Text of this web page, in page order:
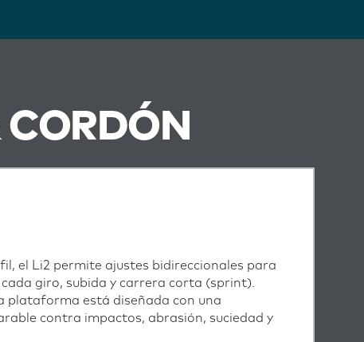
el Li2 permite ajustes bidireccionales para
giro, subida y carrera corta (sprint).
plataforma está diseñada con una
contra impactos, abrasión, suciedad y